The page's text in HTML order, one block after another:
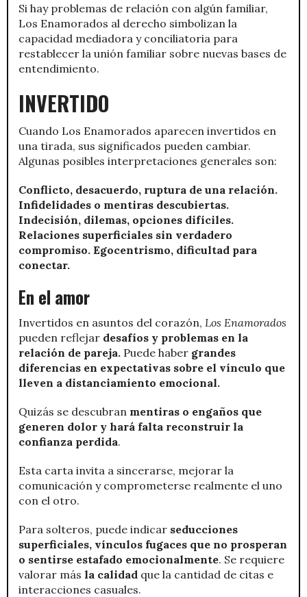
Si hay problemas de relación con algún familiar,
Los Enamorados al derecho simbolizan la
capacidad mediadora y conciliatoria para
restablecer la unión familiar sobre nuevas bases de
entendimiento.
INVERTIDO
Cuando Los Enamorados aparecen invertidos en
una tirada, sus significados pueden cambiar.
Algunas posibles interpretaciones generales son:
Conflicto, desacuerdo, ruptura de una relación.
Infidelidades o mentiras descubiertas.
Indecisión, dilemas, opciones difíciles.
Relaciones superficiales sin verdadero
compromiso. Egocentrismo, dificultad para
conectar.
En el amor
Invertidos en asuntos del corazón, Los Enamorados
pueden reflejar desafíos y problemas en la
relación de pareja. Puede haber grandes
diferencias en expectativas sobre el vínculo que
lleven a distanciamiento emocional.
Quizás se descubran mentiras o engaños que
generen dolor y hará falta reconstruir la
confianza perdida.
Esta carta invita a sincerarse, mejorar la
comunicación y comprometerse realmente el uno
con el otro.
Para solteros, puede indicar seducciones
superficiales, vínculos fugaces que no prosperan
o sentirse estafado emocionalmente. Se requiere
valorar más la calidad que la cantidad de citas e
interacciones casuales.